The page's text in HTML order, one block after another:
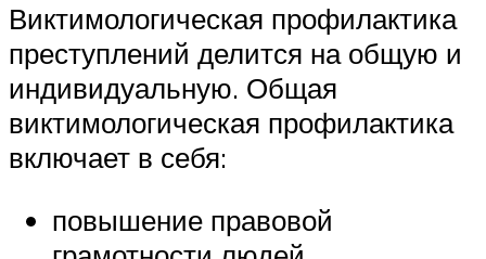
Виктимологическая профилактика
преступлений делится на общую и
индивидуальную. Общая
виктимологическая профилактика
включает в себя:
повышение правовой